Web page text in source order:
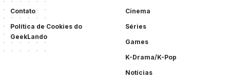
Contato
Política de Cookies do
GeekLando
Cinema
Séries
Games
K-Drama/K-Pop
Notícias